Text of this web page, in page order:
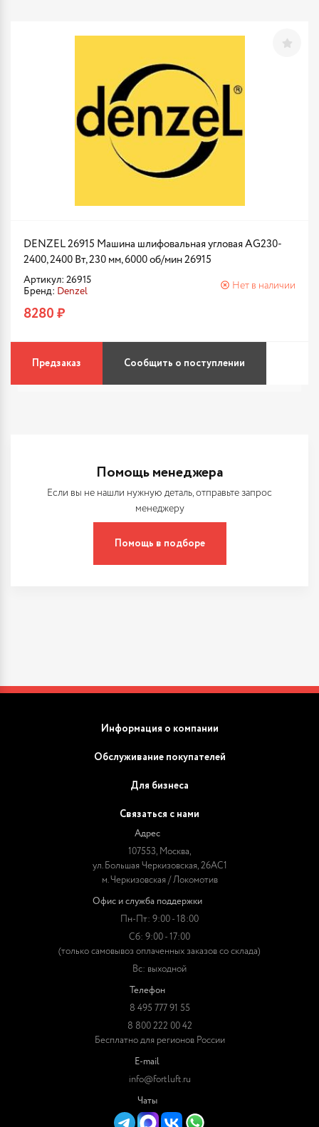
DENZEL 26915 Машина шлифовальная угловая AG230-
2400, 2400 Вт, 230 мм, 6000 об/мин 26915
Артикул: 26915
Бренд: Denzel
Нет в наличии
8280 ₽
Предзаказ Сообщить о поступлении
Помощь менеджера
Если вы не нашли нужную деталь, отправьте запрос
менеджеру
Помощь в подборе
Информация о компании
Обслуживание покупателей
Для бизнеса
Связаться с нами
Адрес
107553, Москва,
ул. Большая Черкизовская, 26АС1
м. Черкизовская / Локомотив
Офис и служба поддержки
Пн-Пт: 9:00 - 18:00
Сб: 9:00 - 17:00
(только самовывоз оплаченных заказов со склада)
Вс: выходной
Телефон
8 495 777 91 55
8 800 222 00 42
Бесплатно для регионов России
E-mail
info@fortluft.ru
Чаты